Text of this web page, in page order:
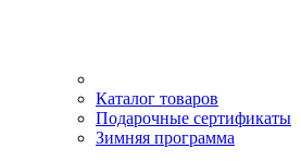
Каталог товаров
Подарочные сертификаты
Зимняя программа